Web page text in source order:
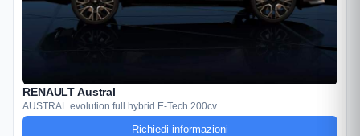
RENAULT Austral
AUSTRAL evolution full hybrid E-Tech 200cv
Richiedi informazioni